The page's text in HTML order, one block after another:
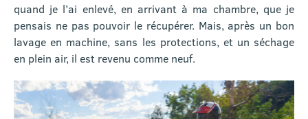
quand je l’ai enlevé, en arrivant à ma chambre, que je
pensais ne pas pouvoir le récupérer. Mais, après un bon
lavage en machine, sans les protections, et un séchage
en plein air, il est revenu comme neuf.